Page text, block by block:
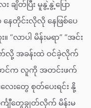
ချိတ်ပြီး မူနွဲ့နွဲ့ပြော
တိုင်းလိုလို နေဖြစ်ပေ
လာပါ မိန်းမရာ” “အင်း
လို့ အခန်းထဲ ဝင်ခဲ့လိုက်
ာင်က လူကို အတင်းဖက်
ေးတွေ စုတ်ပေးရင်း နို့
ကျီတွေချွတ်လိုက် မိန်းမ